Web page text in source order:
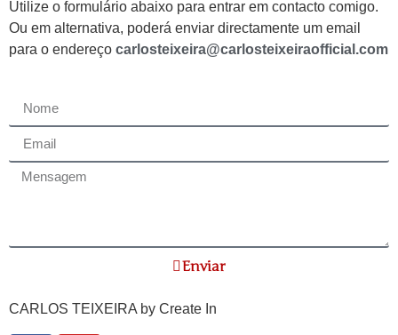
Utilize o formulário abaixo para entrar em contacto comigo.
Ou em alternativa, poderá enviar directamente um email
para o endereço carlosteixeira@carlosteixeiraofficial.com
Enviar
CARLOS TEIXEIRA by Create In